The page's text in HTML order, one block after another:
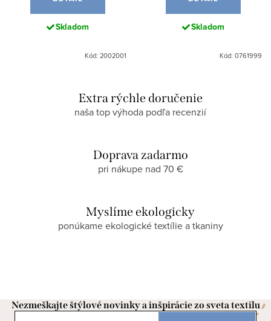
Skladom
Kód: 2002001
Skladom
Kód: 0761999
Extra rýchle doručenie
naša top výhoda podľa recenzií
Doprava zadarmo
pri nákupe nad 70 €
Myslíme ekologicky
ponúkame ekologické textílie a tkaniny
Nezmeškajte štýlové novinky a inšpirácie zo sveta textilu